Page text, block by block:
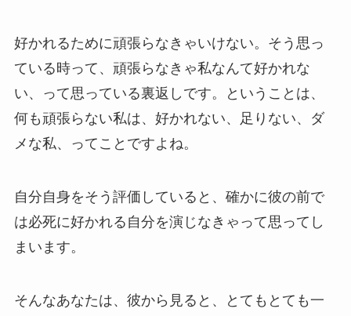
好かれるために頑張らなきゃいけない。そう思っ
ている時って、頑張らなきゃ私なんて好かれな
い、って思っている裏返しです。ということは、
何も頑張らない私は、好かれない、足りない、ダ
メな私、ってことですよね。
自分自身をそう評価していると、確かに彼の前で
は必死に好かれる自分を演じなきゃって思ってし
まいます。
そんなあなたは、彼から見ると、とてもとても一